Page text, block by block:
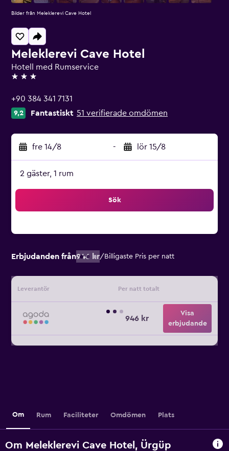
Meleklerevi Cave Hotel
Hotell med Rumservice
3 stjärnor
+90 384 341 7131
9,2 Fantastiskt 51 verifierade omdömen
fre 14/8 - lör 15/8
2 gäster, 1 rum
Sök
Erbjudanden från946 kr/ Billigaste Pris per natt
Leverantör Per natt totalt
946 kr
Visa
erbjudande
Bilder från Meleklerevi Cave Hotel
Om Rum Faciliteter Omdömen Plats
Om Meleklerevi Cave Hotel, Ürgüp